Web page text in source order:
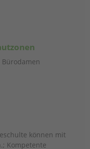
können mit